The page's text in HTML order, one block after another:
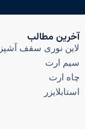
آخرین مطالب
لاین نوری سقف
سیم ارت
چاه ارت
استابلایزر